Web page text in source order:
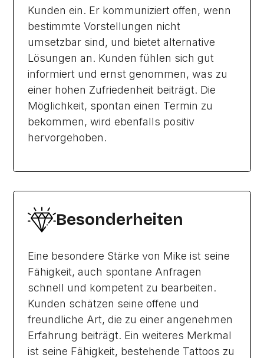
Kunden ein. Er kommuniziert offen, wenn
bestimmte Vorstellungen nicht
umsetzbar sind, und bietet alternative
Lösungen an. Kunden fühlen sich gut
informiert und ernst genommen, was zu
einer hohen Zufriedenheit beiträgt. Die
Möglichkeit, spontan einen Termin zu
bekommen, wird ebenfalls positiv
hervorgehoben.
Besonderheiten
Eine besondere Stärke von Mike ist seine
Fähigkeit, auch spontane Anfragen
schnell und kompetent zu bearbeiten.
Kunden schätzen seine offene und
freundliche Art, die zu einer angenehmen
Erfahrung beiträgt. Ein weiteres Merkmal
ist seine Fähigkeit, bestehende Tattoos zu